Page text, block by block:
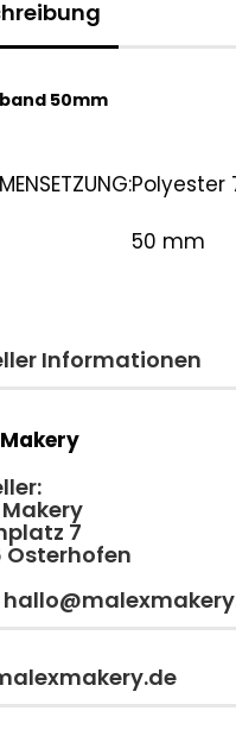
50mm
Polyester
50 mm
Informationen
7
Osterhofen